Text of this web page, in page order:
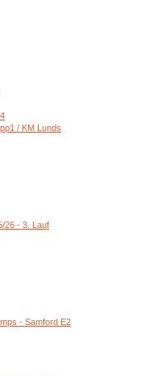
/ KM Lunds
26 - 3. Lauf
- Samford E2